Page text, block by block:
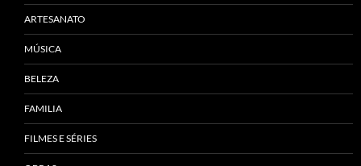
ARTESANATO
MÚSICA
BELEZA
FAMILIA
FILMES E SÉRIES